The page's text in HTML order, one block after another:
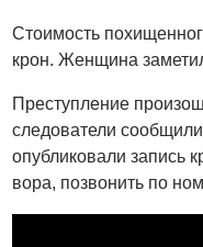
Стоимость
крон. Женщина
Преступление
следователи
опубликовали запись
вора, позвонить по